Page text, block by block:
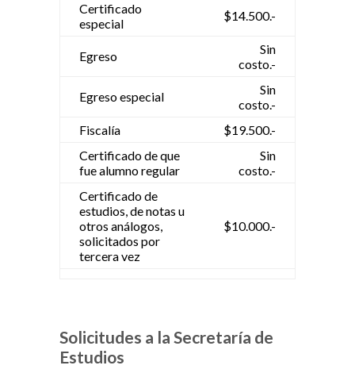
Certificado
especial
$14.500.-
Egreso
Sin
costo.-
Egreso especial
Sin
costo.-
Fiscalía
$19.500.-
Certificado de que
fue alumno regular
Sin
costo.-
Certificado de
estudios, de notas u
otros análogos,
solicitados por
tercera vez
$10.000.-
Solicitudes a la Secretaría de
Estudios